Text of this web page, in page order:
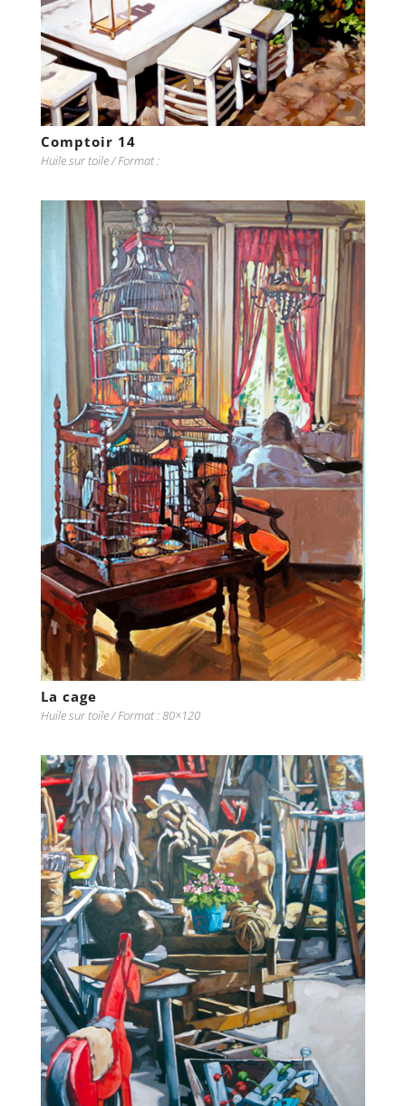
Comptoir 14
Huile sur toile / Format :
La cage
Huile sur toile / Format : 80×120